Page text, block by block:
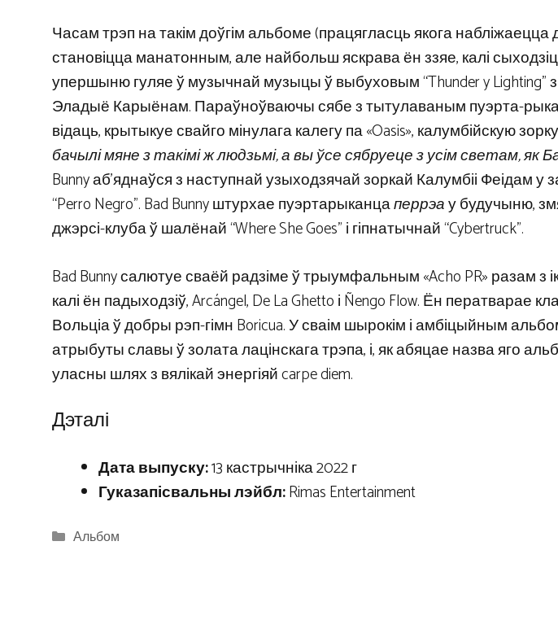
Часам трэп на такім доўгім альбоме (працягласць якога
становіцца манатонным, але найбольш яскрава ён ззяе, калі
упершыню гуляе ў музычнай музыцы ў выбуховым “Thunder y Lighting”
Эладыё Карыёнам. Параўноўваючы сябе з тытулаваным пуэрта-
відаць, крытыкуе свайго мінулага калегу па «Oasis», калумбійскую
бачылі мяне з такімі ж людзьмі, а вы ўсе сябруеце з усім светам, як
Bunny аб’яднаўся з наступнай узыходзячай зоркай Калумбіі Феідам у
“Perro Negro”. Bad Bunny штурхае пуэртарыканцаперрэау будучыню,
джэрсі-клуба ў шалёнай “Where She Goes” і гіпнатычнай “Cybertruck”.
Bad Bunny салютуе сваёй радзіме ў трыумфальным «Acho PR» разам з
калі ён падыходзіў, Arcángel, De La Ghetto і Ñengo Flow. Ён ператварае
Вольціа ў добры рэп-гімн Boricua. У сваім шырокім і амбіцыйным
атрыбуты славы ў золата лацінскага трэпа, і, як абяцае назва яго
уласны шлях з вялікай энергіяй carpe diem.
Дэталі
Дата выпуску:13 кастрычніка 2022 г
Гуказапісвальны лэйбл:Rimas Entertainment
Categories
Альбом